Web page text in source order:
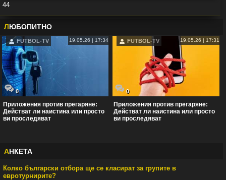
44
Във: Рио Фърдинанд: Джуд Белингам ще спечели Златната топка
ЛЮБОПИТНО
FUTBOL-TV 19.05.26 | 17:34
0
Приложения против прегаряне:
Действат ли наистина или просто
ви проследяват
FUTBOL-TV 19.05.26 | 17:31
0
Приложения против прегаряне:
Действат ли наистина или просто
ви проследяват
АНКЕТА
Колко български отбора ще се класират за групите в
евротурнирите?